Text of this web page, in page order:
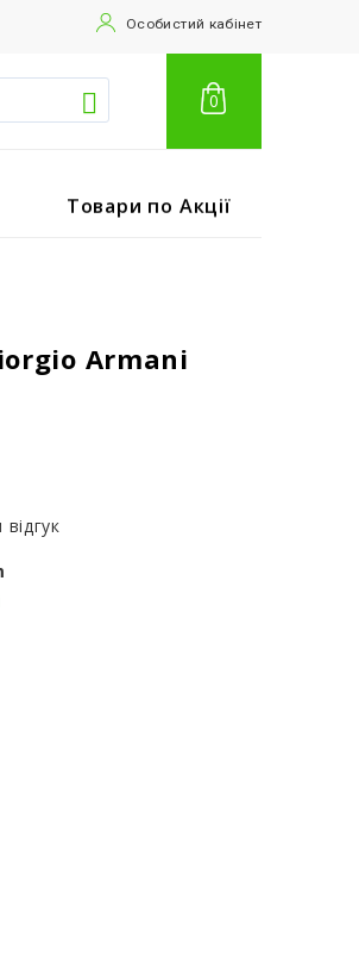
Особистий кабінет
0
Товари по Акції
Armani